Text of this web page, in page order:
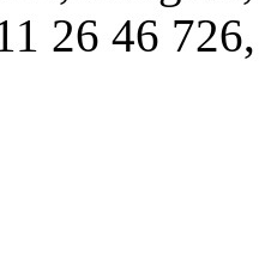
26 46